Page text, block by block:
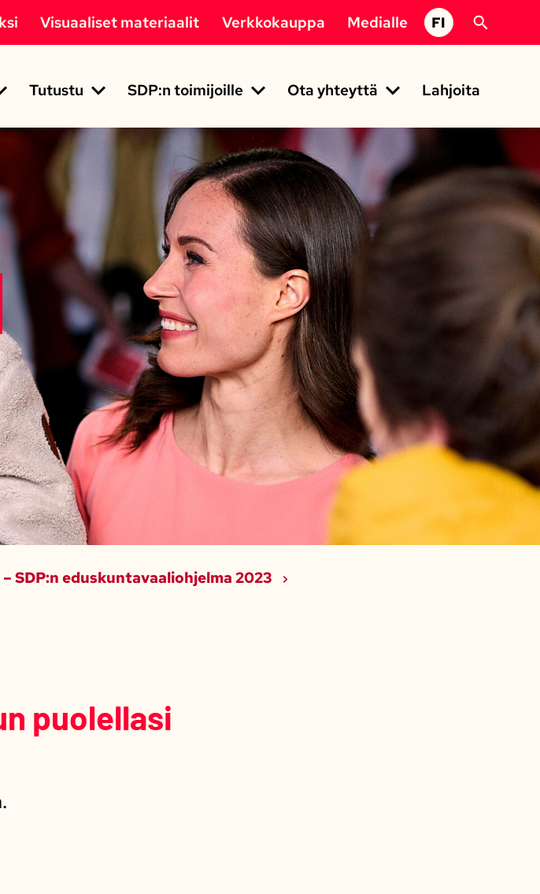
Tutustu SDP:n toimijoille Ota yhteyttä Lahjoita
Visuaaliset materiaalit Verkkokauppa Medialle FI
SDP:n eduskuntavaaliohjelma 2023
puolellasi